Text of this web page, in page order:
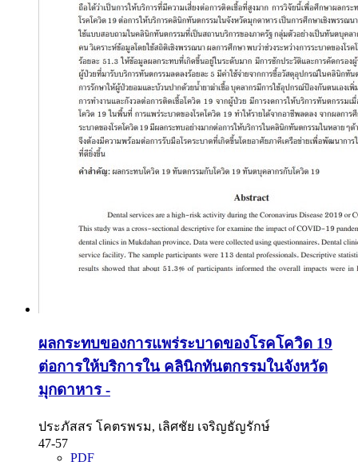
ผลกระทบของการแพร่ระบาดของโรคโควิด 19
ต่อการให้บริการใน คลินิกทันตกรรมในจังหวัด
มุกดาหาร-
ประภัสสร โคตรพรม, เลิศชัย เจริญธัญรักษ์
47-57
PDF